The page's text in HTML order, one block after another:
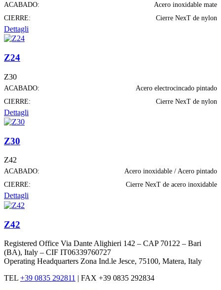
ACABADO:
Acero inoxidable mate
CIERRE:
Cierre NexT de nylon
Dettagli
Z24
Z30
ACABADO:
Acero electrocincado pintado
CIERRE:
Cierre NexT de nylon
Dettagli
Z30
Z42
ACABADO:
Acero inoxidable / Acero pintado
CIERRE:
Cierre NexT de acero inoxidable
Dettagli
Z42
Registered Office Via Dante Alighieri 142 – CAP 70122 – Bari
(BA), Italy – CIF IT06339760727
Operating Headquarters Zona Ind.le Jesce, 75100, Matera, Italy
TEL +39 0835 292811 | FAX +39 0835 292834